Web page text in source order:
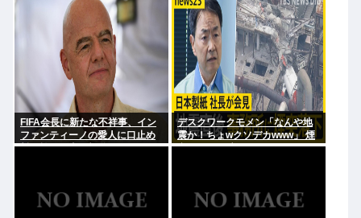
FIFA会長に新たな不祥事、イン
ファンティーノの愛人に口止め
料を払った事が報道される
デスクワークモメン「なんや地
震か！ちょwクソデカwww」 煙
突ドーン 死亡